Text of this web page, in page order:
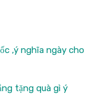
,ý nghĩa ngày cho
tặng quà gì ý